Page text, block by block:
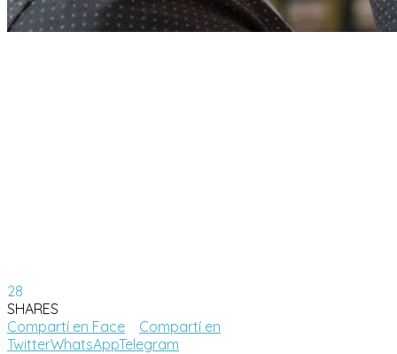
28
SHARES
Compartí en Face
Compartí en
TwitterWhatsAppTelegram